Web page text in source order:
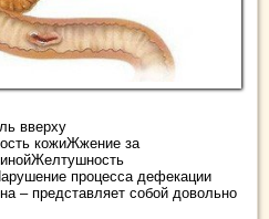
вверху
кожиЖжение за
процесса дефекации
– представляет собой довольно